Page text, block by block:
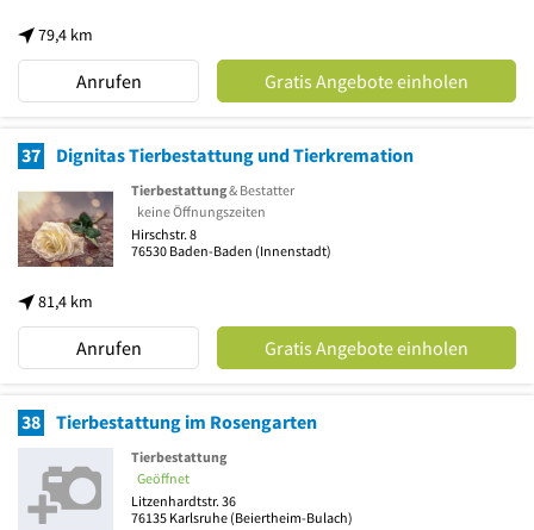
79,4 km
Anrufen Gratis Angebote einholen
37 Dignitas Tierbestattung und Tierkremation
81,4 km
Tierbestattung& Bestatter
keine Öffnungszeiten
Hirschstr. 8
76530 Baden-Baden (Innenstadt)
Anrufen Gratis Angebote einholen
38 Tierbestattung im Rosengarten
Tierbestattung
Geöffnet
Litzenhardtstr. 36
76135 Karlsruhe (Beiertheim-Bulach)